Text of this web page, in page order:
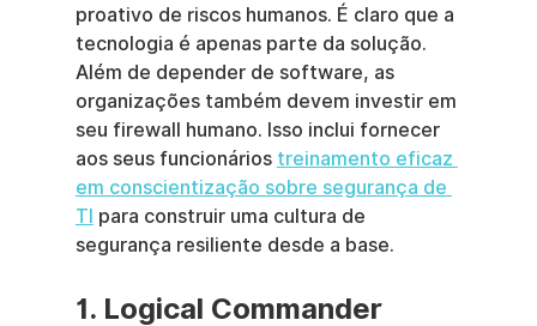
proativo de riscos humanos. É claro que a
tecnologia é apenas parte da solução.
Além de depender de software, as
organizações também devem investir em
seu firewall humano. Isso inclui fornecer
aos seus funcionários treinamento eficaz
em conscientização sobre segurança de
TI para construir uma cultura de
segurança resiliente desde a base.
1. Logical Commander